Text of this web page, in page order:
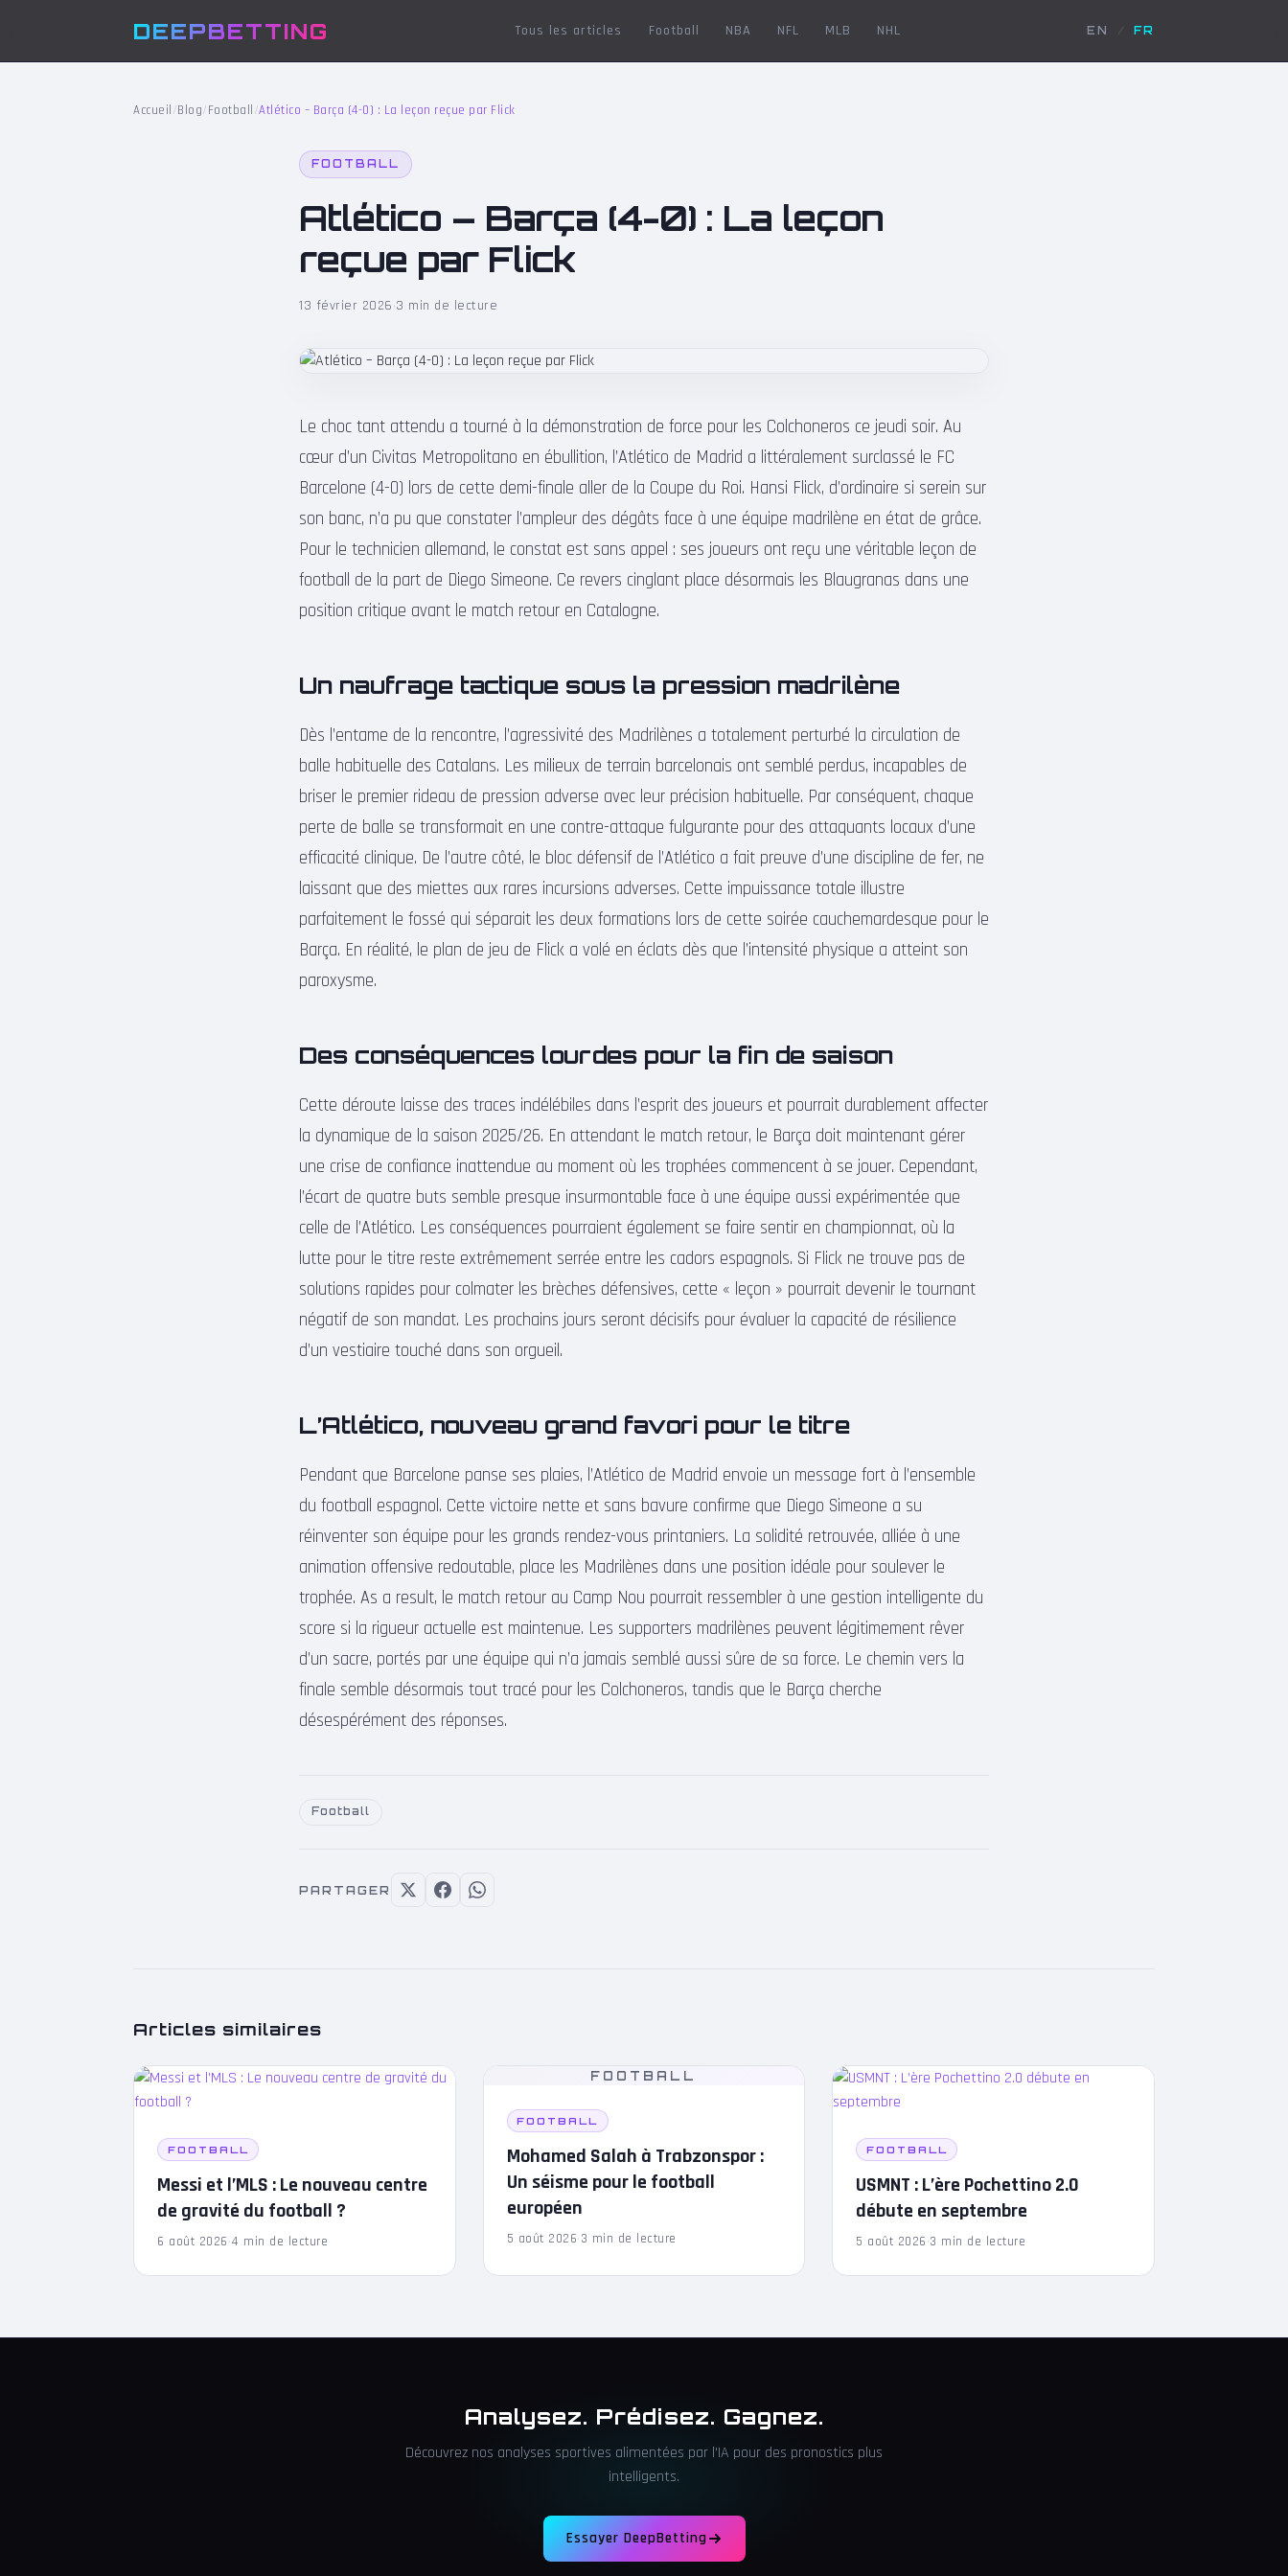
DEEPBETTING Tous les articles Football NBA NFL MLB NHL EN / FR
Accueil /Blog/Football /Atlético – Barça (4-0) : La leçon reçue par Flick
FOOTBALL
Atlético – Barça (4-0) : La leçon
reçue par Flick
13 février 2026·3 min de lecture
Le choc tant attendu a tourné à la démonstration de force pour les Colchoneros ce jeudi soir. Au
cœur d’un Civitas Metropolitano en ébullition, l’Atlético de Madrid a littéralement surclassé le FC
Barcelone (4-0) lors de cette demi-finale aller de la Coupe du Roi. Hansi Flick, d’ordinaire si serein sur
son banc, n’a pu que constater l’ampleur des dégâts face à une équipe madrilène en état de grâce.
Pour le technicien allemand, le constat est sans appel : ses joueurs ont reçu une véritable leçon de
football de la part de Diego Simeone. Ce revers cinglant place désormais les Blaugranas dans une
position critique avant le match retour en Catalogne.
Un naufrage tactique sous la pression madrilène
Dès l’entame de la rencontre, l’agressivité des Madrilènes a totalement perturbé la circulation de
balle habituelle des Catalans. Les milieux de terrain barcelonais ont semblé perdus, incapables de
briser le premier rideau de pression adverse avec leur précision habituelle. Par conséquent, chaque
perte de balle se transformait en une contre-attaque fulgurante pour des attaquants locaux d’une
efficacité clinique. De l’autre côté, le bloc défensif de l’Atlético a fait preuve d’une discipline de fer, ne
laissant que des miettes aux rares incursions adverses. Cette impuissance totale illustre
parfaitement le fossé qui séparait les deux formations lors de cette soirée cauchemardesque pour le
Barça. En réalité, le plan de jeu de Flick a volé en éclats dès que l’intensité physique a atteint son
paroxysme.
Des conséquences lourdes pour la fin de saison
Cette déroute laisse des traces indélébiles dans l’esprit des joueurs et pourrait durablement affecter
la dynamique de la saison 2025/26. En attendant le match retour, le Barça doit maintenant gérer
une crise de confiance inattendue au moment où les trophées commencent à se jouer. Cependant,
l’écart de quatre buts semble presque insurmontable face à une équipe aussi expérimentée que
celle de l’Atlético. Les conséquences pourraient également se faire sentir en championnat, où la
lutte pour le titre reste extrêmement serrée entre les cadors espagnols. Si Flick ne trouve pas de
solutions rapides pour colmater les brèches défensives, cette « leçon » pourrait devenir le tournant
négatif de son mandat. Les prochains jours seront décisifs pour évaluer la capacité de résilience
d’un vestiaire touché dans son orgueil.
L’Atlético, nouveau grand favori pour le titre
Pendant que Barcelone panse ses plaies, l’Atlético de Madrid envoie un message fort à l’ensemble
du football espagnol. Cette victoire nette et sans bavure confirme que Diego Simeone a su
réinventer son équipe pour les grands rendez-vous printaniers. La solidité retrouvée, alliée à une
animation offensive redoutable, place les Madrilènes dans une position idéale pour soulever le
trophée. As a result, le match retour au Camp Nou pourrait ressembler à une gestion intelligente du
score si la rigueur actuelle est maintenue. Les supporters madrilènes peuvent légitimement rêver
d’un sacre, portés par une équipe qui n’a jamais semblé aussi sûre de sa force. Le chemin vers la
finale semble désormais tout tracé pour les Colchoneros, tandis que le Barça cherche
désespérément des réponses.
Football
PARTAGER
Articles similaires
FOOTBALL
Messi et l’MLS : Le nouveau centre
de gravité du football ?
6 août 2026·4 min de lecture
FOOTBALL
FOOTBALL
Mohamed Salah à Trabzonspor :
Un séisme pour le football
européen
5 août 2026·3 min de lecture
FOOTBALL
USMNT : L’ère Pochettino 2.0
débute en septembre
5 août 2026·3 min de lecture
Analysez. Prédisez. Gagnez.
Découvrez nos analyses sportives alimentées par l'IA pour des pronostics plus
intelligents.
Essayer DeepBetting